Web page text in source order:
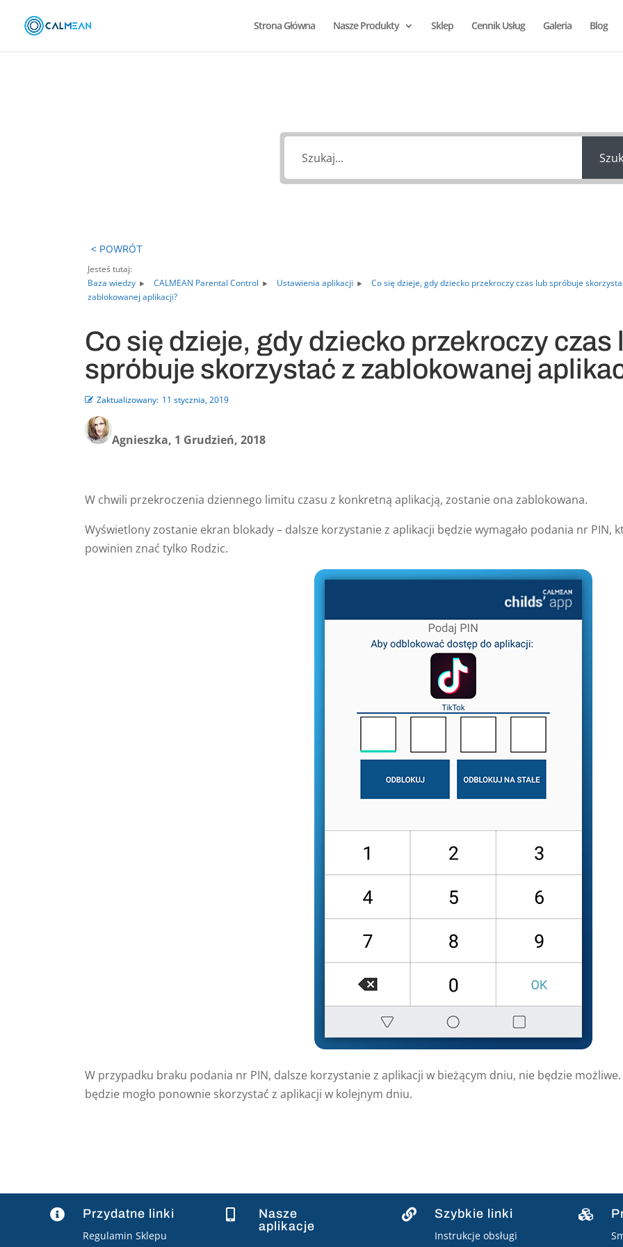
Strona Główna Nasze Produkty Sklep Cennik Usług Galeria Blog
< POWRÓT
Jesteś tutaj:
Baza wiedzy
CALMEAN Parental Control Ustawienia aplikacji
Co się dzieje, gdy dziecko przekroczy czas lub spróbuje
zablokowanej aplikacji?
Co się dzieje, gdy dziecko przekroczy czas
spróbuje skorzystać z zablokowanej
Zaktualizowany: 11 stycznia, 2019
Agnieszka, 1 Grudzień, 2018
W chwili przekroczenia dziennego limitu czasu z konkretną aplikacją, zostanie ona zablokowana.
Wyświetlony zostanie ekran blokady – dalsze korzystanie z aplikacji będzie wymagało podania nr PIN,
powinien znać tylko Rodzic.
W przypadku braku podania nr PIN, dalsze korzystanie z aplikacji w bieżącym dniu, nie będzie możliwe.
będzie mogło ponownie skorzystać z aplikacji w kolejnym dniu.
 Przydatne linki
Regulamin Sklepu

Nasze
aplikacje
 Szybkie linki
Instrukcje obsługi
